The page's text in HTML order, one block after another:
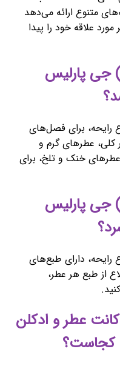
متنوع ارائه می‌دهد
علاقه خود را پیدا
عطر و ادکلن (Geparlys) جی پارلیس
رایحه، برای فصل‌های
عطرهای گرم و
خنک و تلخ، برای
عطر و ادکلن (Geparlys) جی پارلیس
دارای طبع‌های
از طبع هر عطر،
عطر و ادکلن